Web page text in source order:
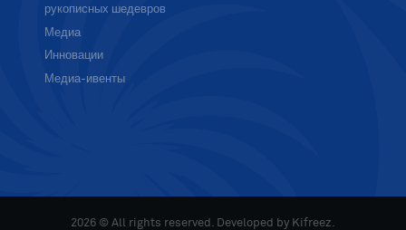
рукописных шедевров
Медиа
Инновации
Медиа-ивенты
2026 © All rights reserved. Developed by Kifreez.